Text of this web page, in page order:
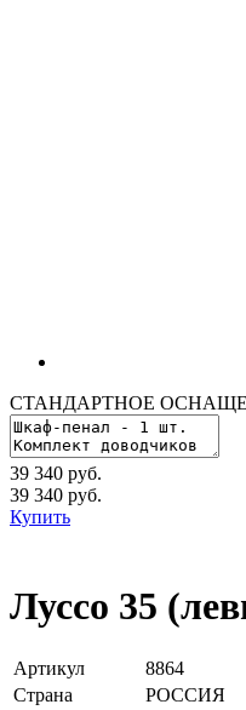
СТАНДАРТНОЕ
39 340 руб.
39 340 руб.
Купить
Луссо 35
Артикул
8864
Страна
РОССИЯ